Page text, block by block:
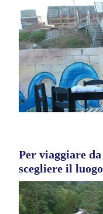
Per viaggiare
scegliere il